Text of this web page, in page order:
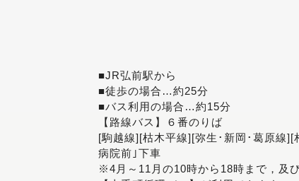
■JR弘前駅から
■徒歩の場合…約25分
■バス利用の場合…約15分
【路線バス】６番のりば
[駒越線][枯木平線][弥生･新岡･葛原線
病院前｣下車
※4月～11月の10時から18時まで，及